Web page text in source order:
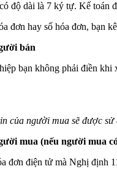
độ dài là 7 ký tự. Kế toán
đơn hay số hóa đơn, bạn
bán
bạn không phải điền
của người mua sẽ được
mua (nếu người mua
đơn điện tử mà Nghị định